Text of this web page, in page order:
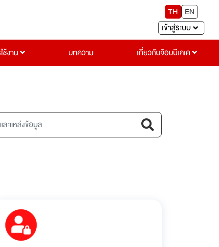
TH
EN
เข้าสู่ระบบ
ช้งาน บทความ เกี่ยวกับจ๊อบบีเคเค